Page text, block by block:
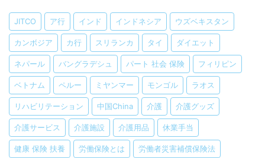
JITCO ア行 インド インドネシア ウズベキスタン
カンボジア カ行 スリランカ タイ ダイエット
ネパール バングラデシュ パート 社会 保険 フィリピン
ベトナム ペルー ミヤンマー モンゴル ラオス
リハビリテーション 中国China 介護 介護グッズ
介護サービス 介護施設 介護用品 休業手当
健康 保険 扶養 労働保険とは 労働者災害補償保険法